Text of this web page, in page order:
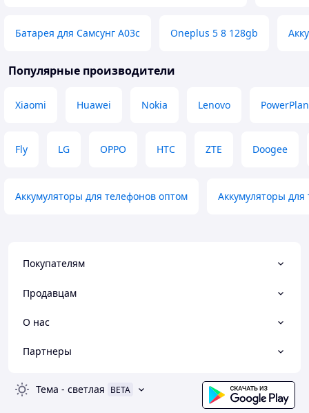
Батарея для Самсунг А03с Oneplus 5 8 128gb
Популярные производители
Xiaomi Huawei Nokia Lenovo
Fly LG OPPO HTC ZTE Doogee
Аккумуляторы для телефонов оптом Аккумуляторы для
Покупателям
Продавцам
О нас
Партнеры
Тема - светлая BETA